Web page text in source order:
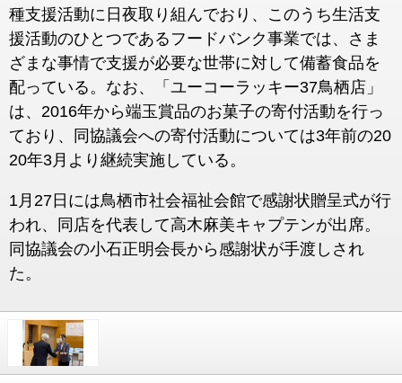
種支援活動に日夜取り組んでおり、このうち生活支
援活動のひとつであるフードバンク事業では、さま
ざまな事情で支援が必要な世帯に対して備蓄食品を
配っている。なお、「ユーコーラッキー37鳥栖店」
は、2016年から端玉賞品のお菓子の寄付活動を行っ
ており、同協議会への寄付活動については3年前の20
20年3月より継続実施している。
1月27日には鳥栖市社会福祉会館で感謝状贈呈式が行
われ、同店を代表して高木麻美キャプテンが出席。
同協議会の小石正明会長から感謝状が手渡しされ
た。